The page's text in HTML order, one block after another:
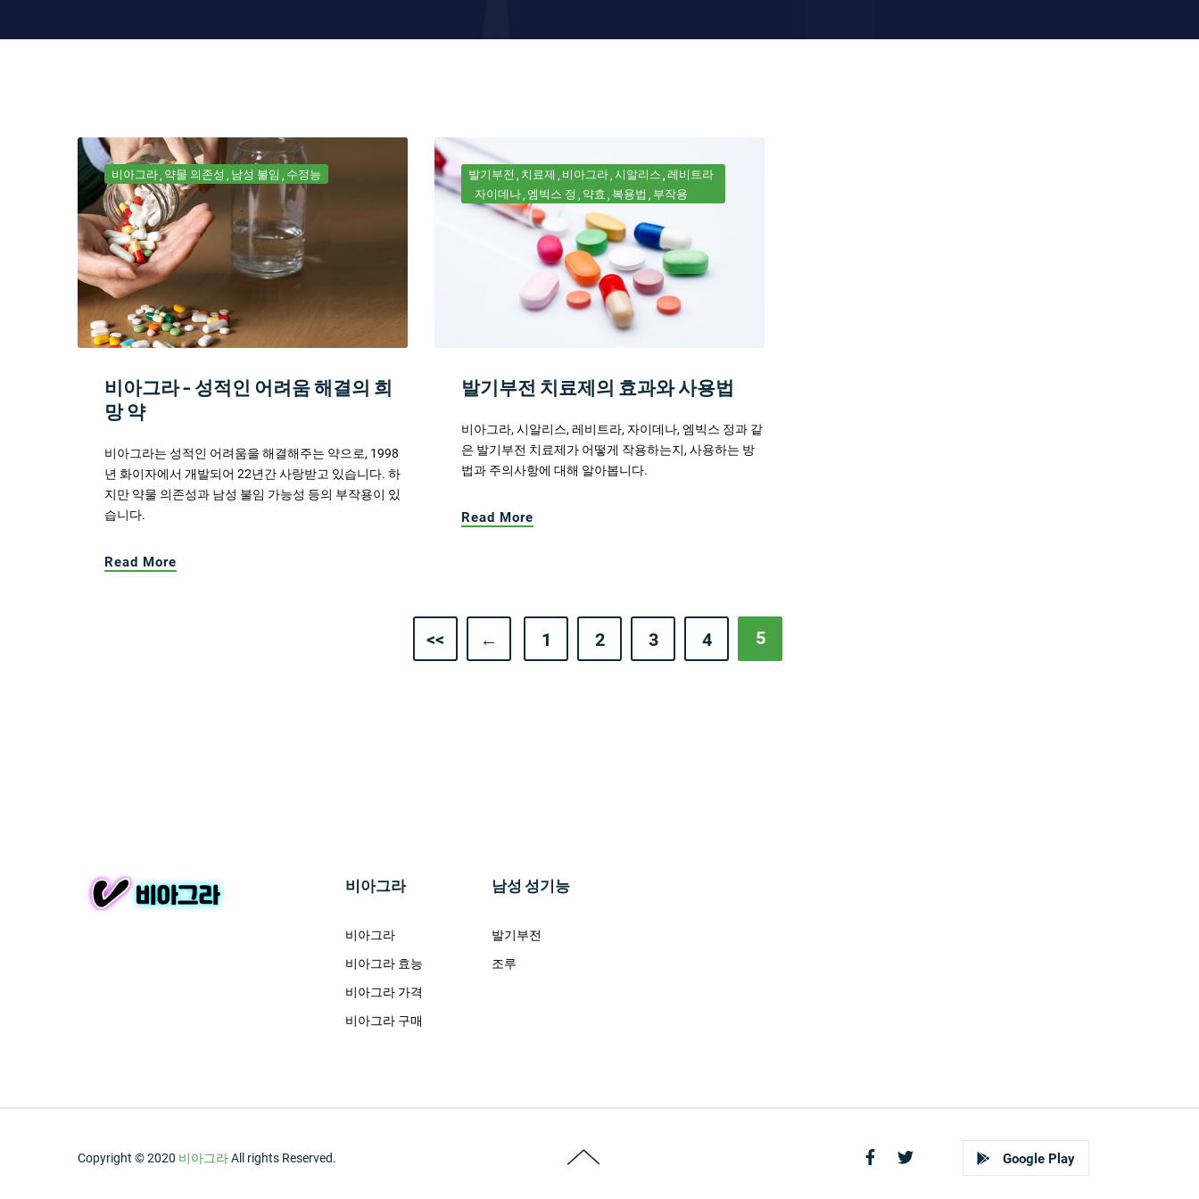
비아그라 약물 의존성 남성 불임 수정능
비아그라 - 성적인 어려움 해결의 희
망 약
비아그라는 성적인 어려움을 해결해주는 약으로, 1998
년 화이자에서 개발되어 22년간 사랑받고 있습니다. 하
지만 약물 의존성과 남성 불임 가능성 등의 부작용이 있
습니다.
Read More
발기부전 치료제 비아그라 시알리스 레비트라
자이데나 엠빅스 정 약효 복용법 부작용
발기부전 치료제의 효과와 사용법
비아그라, 시알리스, 레비트라, 자이데나, 엠빅스 정과 같
은 발기부전 치료제가 어떻게 작용하는지, 사용하는 방
법과 주의사항에 대해 알아봅니다.
Read More
<< ← 1 2 3 4 5
비아그라
비아그라
비아그라 효능
비아그라 가격
비아그라 구매
남성 성기능
발기부전
조루
Copyright © 2020 비아그라All rights Reserved. Google Play